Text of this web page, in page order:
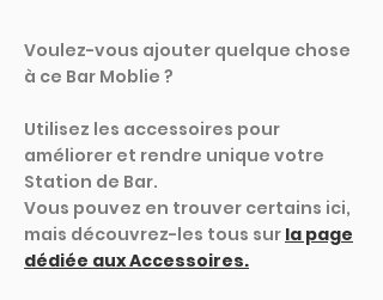
Voulez-vous ajouter quelque chose
à ce Bar Moblie ?
Utilisez les accessoires pour
améliorer et rendre unique votre
Station de Bar.
Vous pouvez en trouver certains ici,
mais découvrez-les tous sur la page
dédiée aux Accessoires.